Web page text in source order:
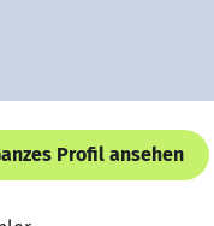
Profil ansehen